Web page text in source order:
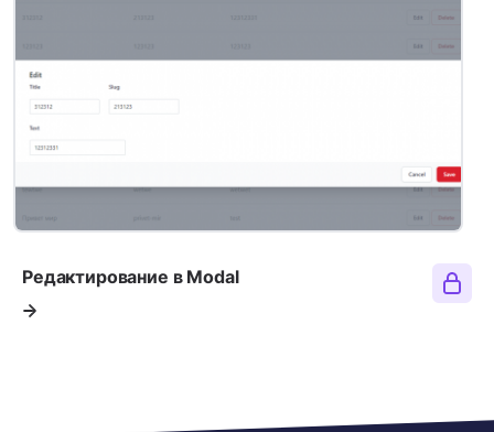
Редактирование в Modal